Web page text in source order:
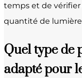
temps et de vérifier
quantité de
Quel type de
adapté pour